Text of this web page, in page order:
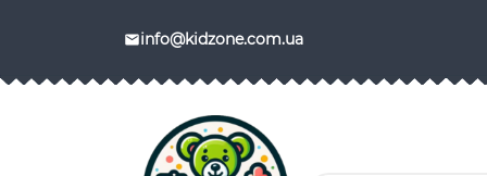
info@kidzone.com.ua